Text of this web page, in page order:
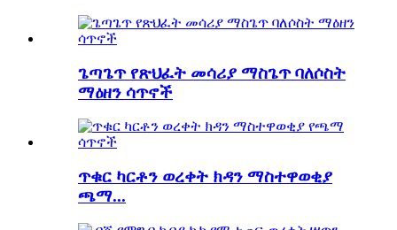
ጌጣጌጥ የጽህፈት መሳሪያ ማስጌጥ ባለሶስት
ማዕዘን ሳጥኖች
ጥቁር ካርቶን ወረቀት ክዳን ማስተዋወቂያ
ጫማ...